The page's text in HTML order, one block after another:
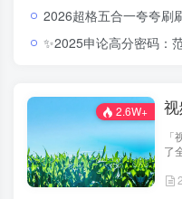
队
开
战
过
的
取
向
2026超格五合一夸夸刷刷题营：把行测申论的每个模块都刷成你的得分习惯2026超格行测申论五合一夸
✨2025申论高分密码：范文模板与规范词的系统进阶路径(含半月谈内部资料多份)2025公务员申论范
2.6W+
了
统